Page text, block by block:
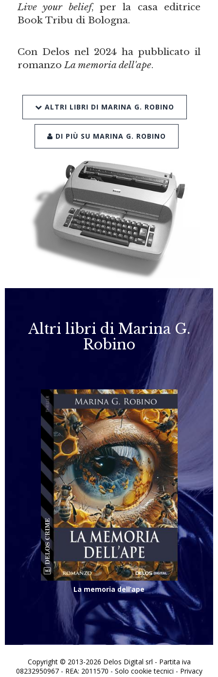
Live your belief, per la casa editrice
Book Tribu di Bologna.
Con Delos nel 2024 ha pubblicato il
romanzo La memoria dell'ape.
ALTRI LIBRI DI MARINA G. ROBINO
DI PIÙ SU MARINA G. ROBINO
Altri libri di Marina G.
Robino
La memoria dell’ape
Copyright © 2013-2026 Delos Digital srl - Partita iva
08232950967 - REA: 2011570 - Solo cookie tecnici - Privacy